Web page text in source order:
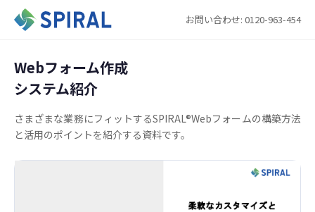
お問い合わせ: 0120-963-454
Webフォーム作成
システム紹介
さまざまな業務にフィットするSPIRAL®Webフォームの構築方法
と活用のポイントを紹介する資料です。